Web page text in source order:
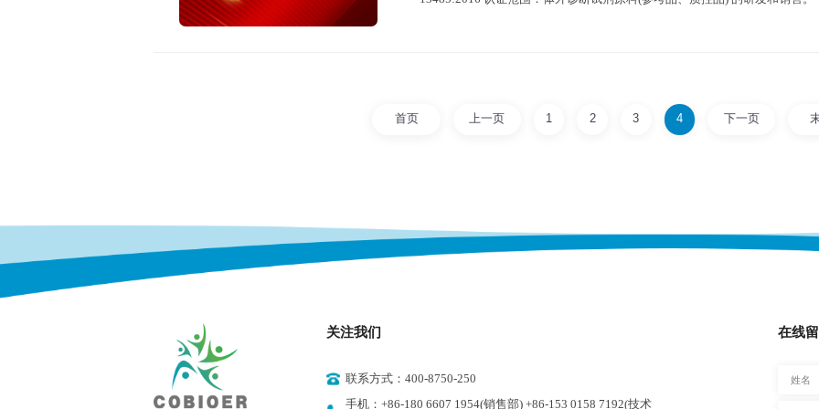
首页 上一页 1 2 3 4 下一页
关注我们
联系方式：400-8750-250
手机：+86-180 6607 1954(销售部) +86-153 0158 7192(技术
在线